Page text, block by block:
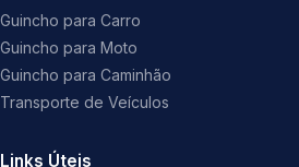
Guincho para Carro
Guincho para Moto
Guincho para Caminhão
Transporte de Veículos
Links Úteis